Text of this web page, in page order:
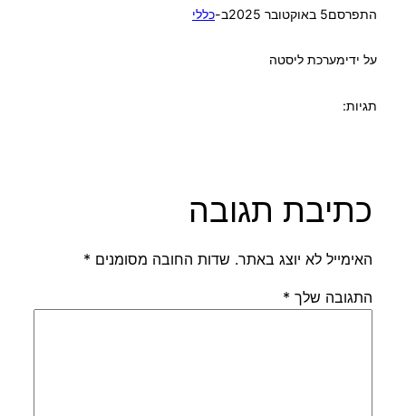
התפרסם5 באוקטובר 2025 ב-כללי
על ידימערכת ליסטה
תגיות:
כתיבת תגובה
האימייל לא יוצג באתר. שדות החובה מסומנים *
התגובה שלך *